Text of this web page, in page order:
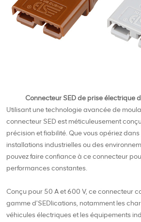
Connecteur SED de prise électrique
Utilisant une technologie avancée de
connecteur SED est méticuleusement
précision et fiabilité. Que vous opériez
installations industrielles ou des
pouvez faire confiance à ce connecteur
performances constantes.
Conçu pour 50 A et 600 V, ce connecteur
gamme d'SEDlications, notamment les
véhicules électriques et les équipements